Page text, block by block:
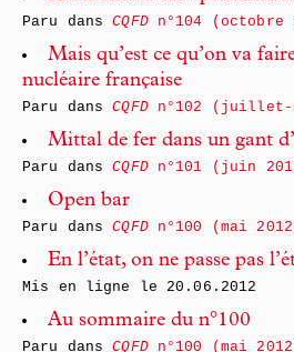
Paru dansCQFDn°104 (octobre
Mais qu’est ce qu’on va
nucléaire française
Paru dansCQFDn°102 (juillet-
Mittal de fer dans un gant
Paru dansCQFDn°101 (juin
Open bar
Paru dansCQFDn°100 (mai
En l’état, on ne passe pas
Mis en ligne le 20.06.2012
Au sommaire du n°100
Paru dansCQFDn°100 (mai